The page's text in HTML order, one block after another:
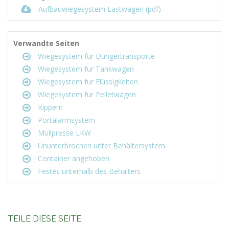
Aufbauwiegesystem Lastwagen (pdf)
Verwandte Seiten
Wiegesystem fur Düngertransporte
Wiegesystem fur Tankwagen
Wiegesystem fur Flüssigkeiten
Wiegesystem fur Pelletwagen
Kippern
Portalarmsystem
Müllpresse LKW
Ununterbrochen unter Behältersystem
Container angehoben
Festes unterhalb des Behälters
TEILE DIESE SEITE